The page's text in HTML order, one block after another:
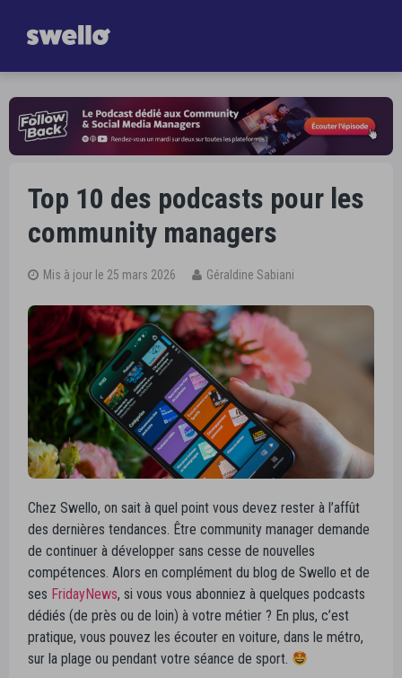
Top 10 des podcasts pour les
community managers
Mis à jour le 25 mars 2026 Géraldine Sabiani
Chez Swello, on sait à quel point vous devez rester à l’affût
des dernières tendances. Être community manager demande
de continuer à développer sans cesse de nouvelles
compétences. Alors en complément du blog de Swello et de
ses FridayNews, si vous vous abonniez à quelques podcasts
dédiés (de près ou de loin) à votre métier ? En plus, c’est
pratique, vous pouvez les écouter en voiture, dans le métro,
sur la plage ou pendant votre séance de sport.